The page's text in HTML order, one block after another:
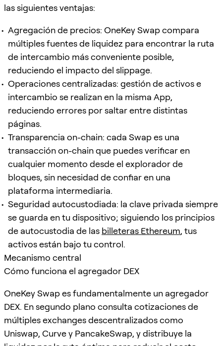
las siguientes ventajas:
Agregación de precios: OneKey Swap compara
múltiples fuentes de liquidez para encontrar la ruta
de intercambio más conveniente posible,
reduciendo el impacto del slippage.
Operaciones centralizadas: gestión de activos e
intercambio se realizan en la misma App,
reduciendo errores por saltar entre distintas
páginas.
Transparencia on-chain: cada Swap es una
transacción on-chain que puedes verificar en
cualquier momento desde el explorador de
bloques, sin necesidad de confiar en una
plataforma intermediaria.
Seguridad autocustodiada: la clave privada siempre
se guarda en tu dispositivo; siguiendo los principios
de autocustodia de las billeteras Ethereum, tus
activos están bajo tu control.
Mecanismo central
Cómo funciona el agregador DEX
OneKey Swap es fundamentalmente un agregador
DEX. En segundo plano consulta cotizaciones de
múltiples exchanges descentralizados como
Uniswap, Curve y PancakeSwap, y distribuye la